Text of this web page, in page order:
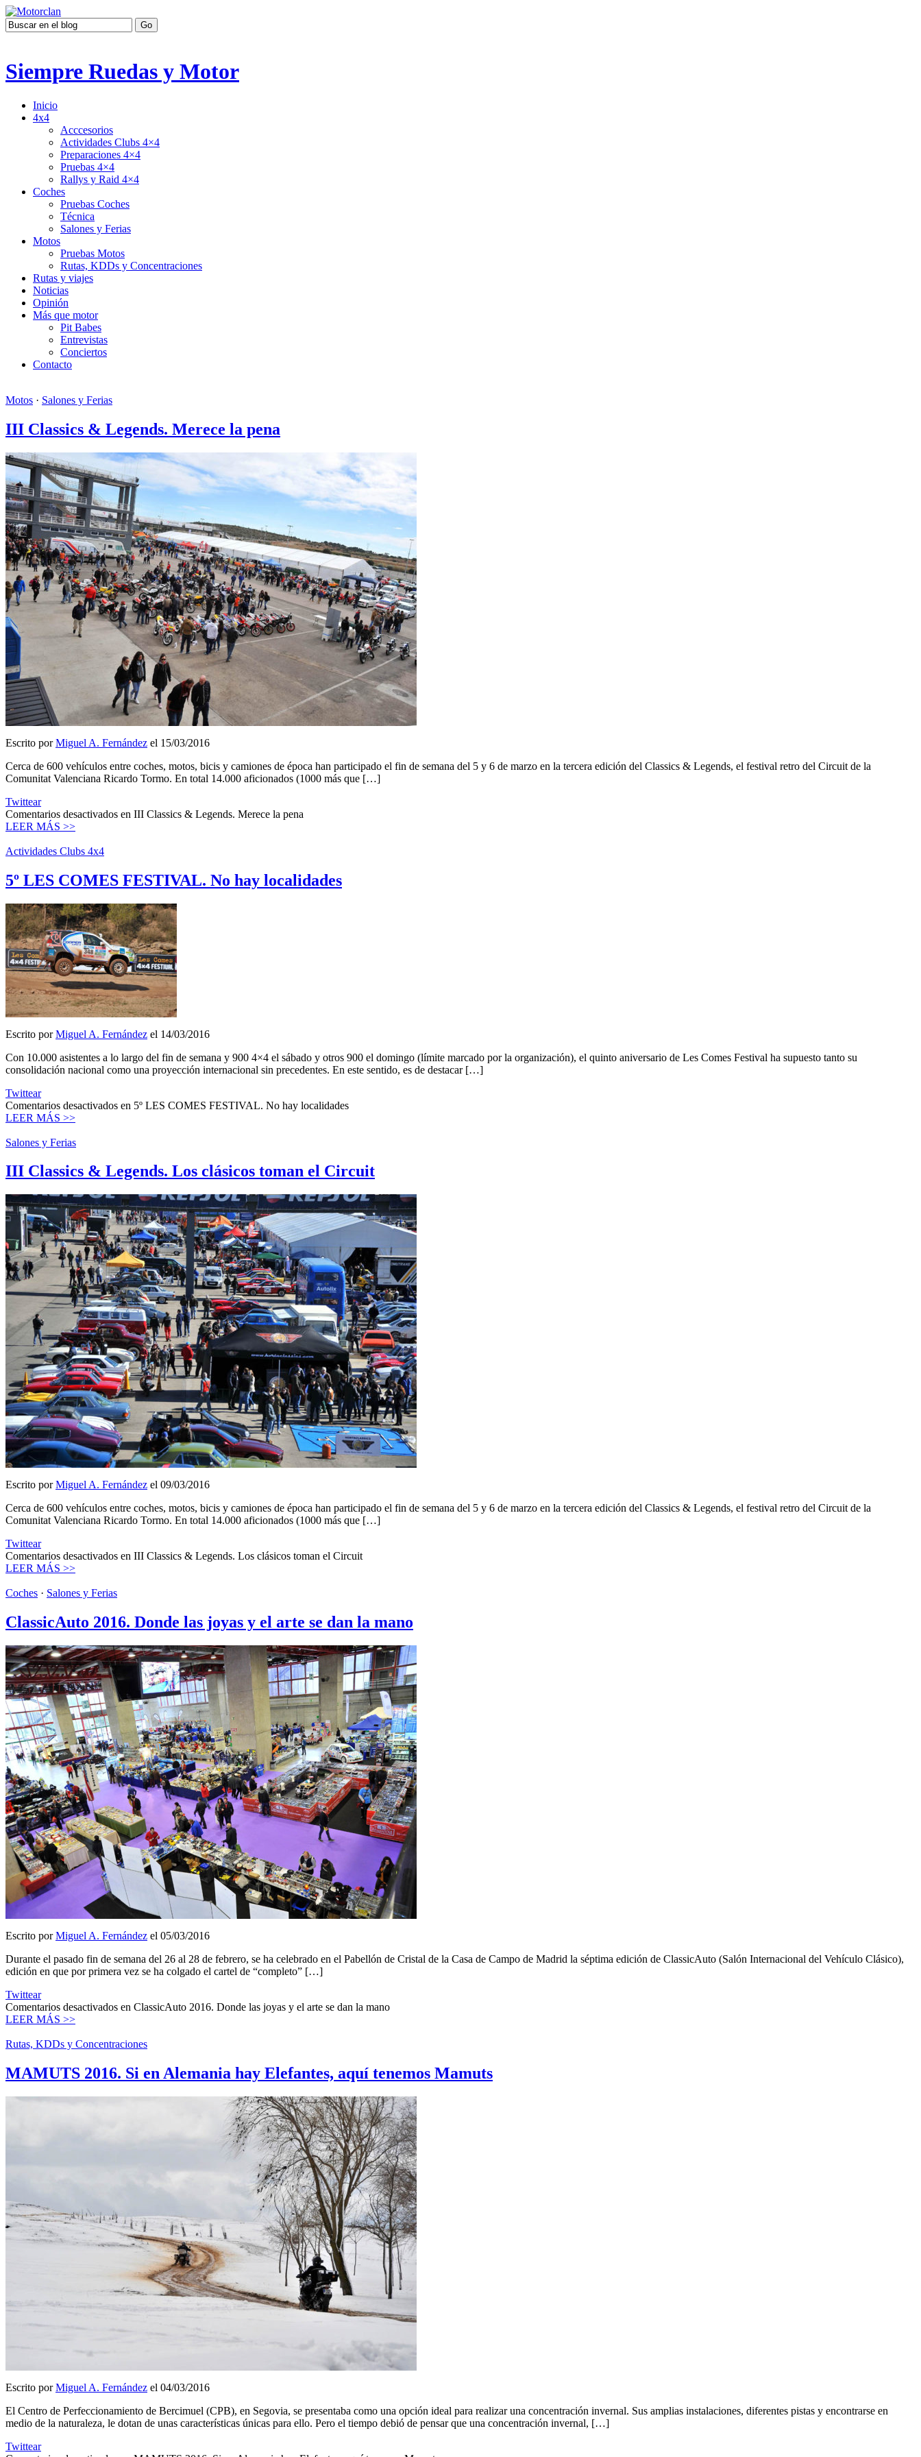
Siempre Ruedas y Motor
Inicio
4x4
Acccesorios
Actividades Clubs 4×4
Preparaciones 4×4
Pruebas 4×4
Rallys y Raid 4×4
Coches
Pruebas Coches
Técnica
Salones y Ferias
Motos
Pruebas Motos
Rutas, KDDs y Concentraciones
Rutas y viajes
Noticias
Opinión
Más que motor
Pit Babes
Entrevistas
Conciertos
Contacto
Motos · Salones y Ferias
III Classics & Legends. Merece la pena
Escrito porMiguel A. Fernández el 15/03/2016
Cerca de 600 vehículos entre coches, motos, bicis y camiones de época han participado el fin de semana del 5 y 6 de marzo en la tercera edición del Classics & Legends, el festival retro del Circuit de la
Comunitat Valenciana Ricardo Tormo. En total 14.000 aficionados (1000 más que […]
Twittear
Comentarios desactivados en III Classics & Legends. Merece la pena
LEER MÁS >>
Actividades Clubs 4x4
5º LES COMES FESTIVAL. No hay localidades
Escrito porMiguel A. Fernández el 14/03/2016
Con 10.000 asistentes a lo largo del fin de semana y 900 4×4 el sábado y otros 900 el domingo (límite marcado por la organización), el quinto aniversario de Les Comes Festival ha supuesto tanto su
consolidación nacional como una proyección internacional sin precedentes. En este sentido, es de destacar […]
Twittear
Comentarios desactivados en 5º LES COMES FESTIVAL. No hay localidades
LEER MÁS >>
Salones y Ferias
III Classics & Legends. Los clásicos toman el Circuit
Escrito porMiguel A. Fernández el 09/03/2016
Cerca de 600 vehículos entre coches, motos, bicis y camiones de época han participado el fin de semana del 5 y 6 de marzo en la tercera edición del Classics & Legends, el festival retro del Circuit de la
Comunitat Valenciana Ricardo Tormo. En total 14.000 aficionados (1000 más que […]
Twittear
Comentarios desactivados en III Classics & Legends. Los clásicos toman el Circuit
LEER MÁS >>
Coches · Salones y Ferias
ClassicAuto 2016. Donde las joyas y el arte se dan la mano
Escrito porMiguel A. Fernández el 05/03/2016
Durante el pasado fin de semana del 26 al 28 de febrero, se ha celebrado en el Pabellón de Cristal de la Casa de Campo de Madrid la séptima edición de ClassicAuto (Salón Internacional del Vehículo Clásico),
edición en que por primera vez se ha colgado el cartel de “completo” […]
Twittear
Comentarios desactivados en ClassicAuto 2016. Donde las joyas y el arte se dan la mano
LEER MÁS >>
Rutas, KDDs y Concentraciones
MAMUTS 2016. Si en Alemania hay Elefantes, aquí tenemos Mamuts
Escrito porMiguel A. Fernández el 04/03/2016
El Centro de Perfeccionamiento de Bercimuel (CPB), en Segovia, se presentaba como una opción ideal para realizar una concentración invernal. Sus amplias instalaciones, diferentes pistas y encontrarse en
medio de la naturaleza, le dotan de unas características únicas para ello. Pero el tiempo debió de pensar que una concentración invernal, […]
Twittear